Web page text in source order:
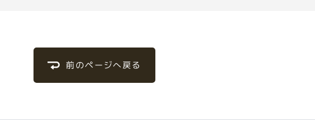
前のページへ戻る